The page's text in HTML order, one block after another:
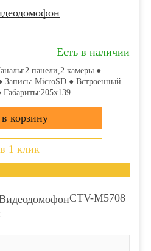
Есть в наличии
панели,2 камеры ●
Запись: MicroSD ● Встроенный
1 клик
CTV-M5708